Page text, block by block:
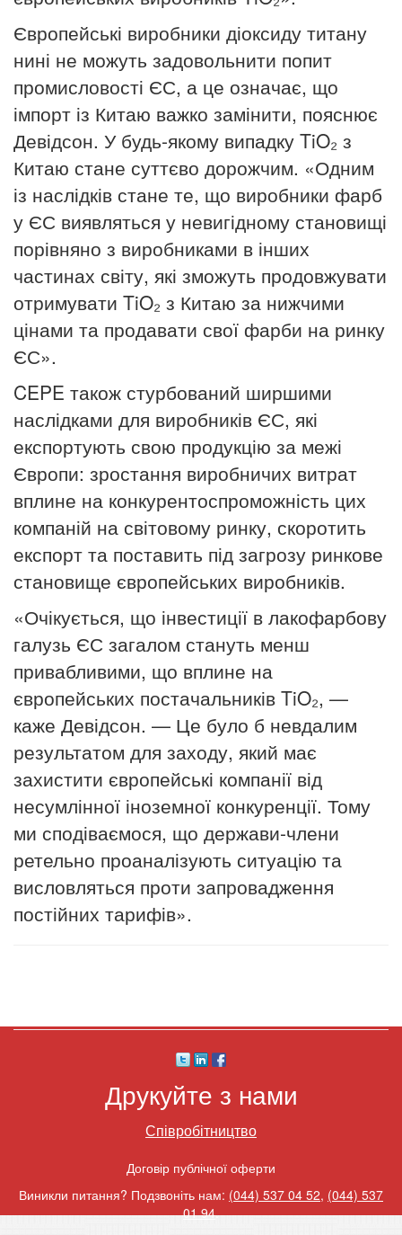
Європейські виробники діоксиду титану
нині не можуть задовольнити попит
промисловості ЄС, а це означає, що
імпорт із Китаю важко замінити, пояснює
Девідсон. У будь-якому випадку TiO₂ з
Китаю стане суттєво дорожчим. «Одним
із наслідків стане те, що виробники фарб
у ЄС виявляться у невигідному становищі
порівняно з виробниками в інших
частинах світу, які зможуть продовжувати
отримувати TiO₂ з Китаю за нижчими
цінами та продавати свої фарби на ринку
ЄС».
CEPE також стурбований ширшими
наслідками для виробників ЄС, які
експортують свою продукцію за межі
Європи: зростання виробничих витрат
вплине на конкурентоспроможність цих
компаній на світовому ринку, скоротить
експорт та поставить під загрозу ринкове
становище європейських виробників.
«Очікується, що інвестиції в лакофарбову
галузь ЄС загалом стануть менш
привабливими, що вплине на
європейських постачальників TiO₂, —
каже Девідсон. — Це було б невдалим
результатом для заходу, який має
захистити європейські компанії від
несумлінної іноземної конкуренції. Тому
ми сподіваємося, що держави-члени
ретельно проаналізують ситуацію та
висловляться проти запровадження
постійних тарифів».
Друкуйте з нами
Співробітництво
Договір публічної оферти
Виникли питання? Подзвоніть нам: (044) 537 04 52, (044) 537
01 94.